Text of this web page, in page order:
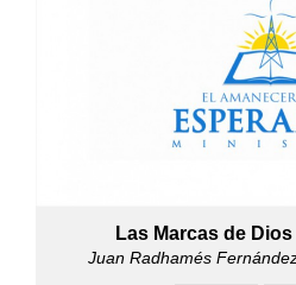
Las Marcas de
Juan Radhamés